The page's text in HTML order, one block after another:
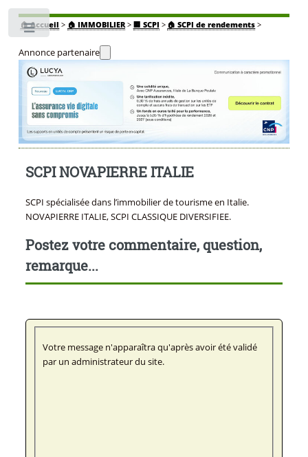
🏠Accueil > 🏠 IMMOBILIER> 🏢 SCPI > 🏠 SCPI de rendements >
Annonce partenaire
SCPI NOVAPIERRE ITALIE
SCPI spécialisée dans l’immobilier de tourisme en Italie.
NOVAPIERRE ITALIE, SCPI CLASSIQUE DIVERSIFIEE.
Postez votre commentaire, question,
remarque...
Votre message n'apparaîtra qu'après avoir été validé
par un administrateur du site.
Toggle